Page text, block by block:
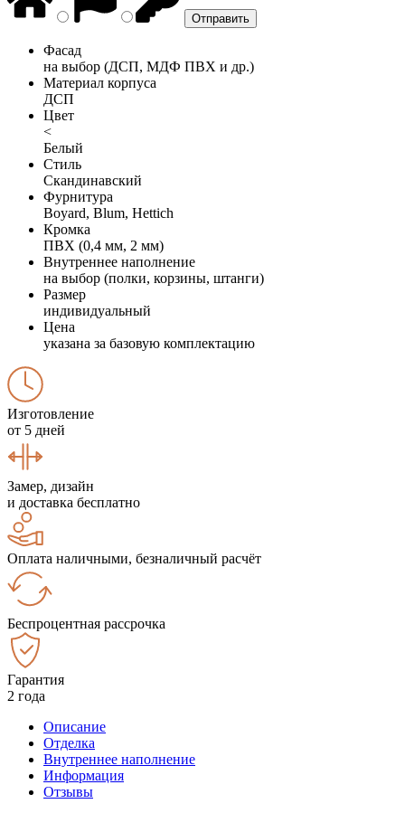
Фасад
на выбор (ДСП, МДФ ПВХ и др.)
Материал корпуса
ДСП
Цвет
<
Белый
Стиль
Скандинавский
Фурнитура
Boyard, Blum, Hettich
Кромка
ПВХ (0,4 мм, 2 мм)
Внутреннее наполнение
на выбор (полки, корзины, штанги)
Размер
индивидуальный
Цена
указана за базовую комплектацию
Изготовление
от 5 дней
Замер, дизайн
и доставка бесплатно
Оплата наличными, безналичный расчёт
Беспроцентная рассрочка
Гарантия
2 года
Описание
Отделка
Внутреннее наполнение
Информация
Отзывы